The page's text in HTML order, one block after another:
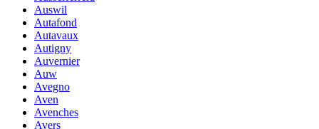
Auswil
Autafond
Autavaux
Autigny
Auvernier
Auw
Avegno
Aven
Avenches
Avers